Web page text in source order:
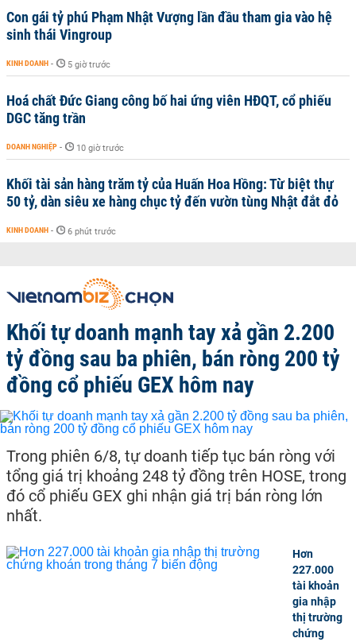
Con gái tỷ phú Phạm Nhật Vượng lần đầu tham gia vào hệ
sinh thái Vingroup
KINH DOANH - 5 giờ trước
Hoá chất Đức Giang công bố hai ứng viên HĐQT, cổ phiếu
DGC tăng trần
DOANH NGHIỆP - 10 giờ trước
Khối tài sản hàng trăm tỷ của Huấn Hoa Hồng: Từ biệt thự
50 tỷ, dàn siêu xe hàng chục tỷ đến vườn tùng Nhật đắt đỏ
KINH DOANH - 6 phút trước
Khối tự doanh mạnh tay xả gần 2.200
tỷ đồng sau ba phiên, bán ròng 200 tỷ
đồng cổ phiếu GEX hôm nay
Trong phiên 6/8, tự doanh tiếp tục bán ròng với
tổng giá trị khoảng 248 tỷ đồng trên HOSE, trong
đó cổ phiếu GEX ghi nhận giá trị bán ròng lớn
nhất.
Hơn
227.000
tài khoản
gia nhập
thị trường
chứng